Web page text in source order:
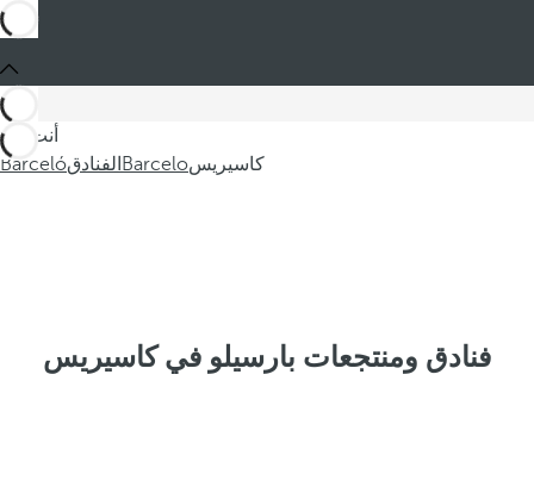
أنت في
Barcelóالفنادق Barceloكاسيريس
فنادق ومنتجعات بارسيلو في كاسيريس